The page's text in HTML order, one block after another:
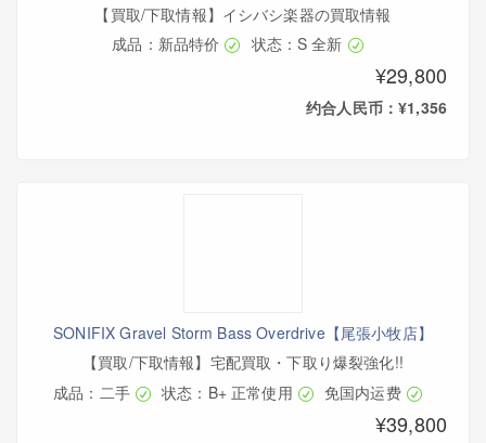
【買取/下取情報】イシバシ楽器の買取情報
成品：新品特价
状态：S 全新
¥29,800
约合人民币：¥1,356
SONIFIX Gravel Storm Bass Overdrive【尾張小牧店】
【買取/下取情報】宅配買取・下取り爆裂強化!!
成品：二手
状态：B+ 正常使用 免国内运费
¥39,800